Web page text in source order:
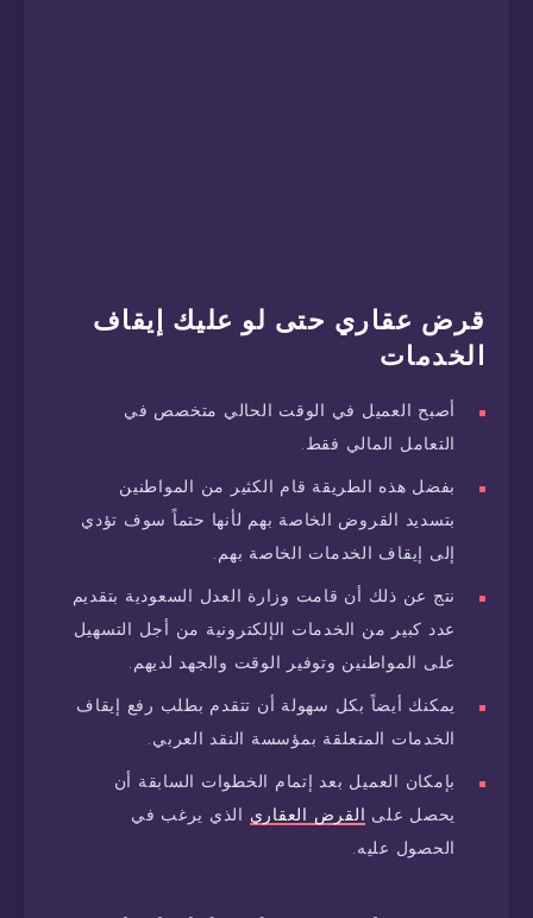
قرض عقاري حتى لو عليك إيقاف
الخدمات
أصبح العميل في الوقت الحالي متخصص في
التعامل المالي فقط.
بفضل هذه الطريقة قام الكثير من المواطنين
بتسديد القروض الخاصة بهم لأنها حتماً سوف تؤدي
إلى إيقاف الخدمات الخاصة بهم.
نتج عن ذلك أن قامت وزارة العدل السعودية بتقديم
عدد كبير من الخدمات الإلكترونية من أجل التسهيل
على المواطنين وتوفير الوقت والجهد لديهم.
يمكنك أيضاً بكل سهولة أن تتقدم بطلب رفع إيقاف
الخدمات المتعلقة بمؤسسة النقد العربي.
بإمكان العميل بعد إتمام الخطوات السابقة أن
يحصل على القرض العقاري الذي يرغب في
الحصول عليه.